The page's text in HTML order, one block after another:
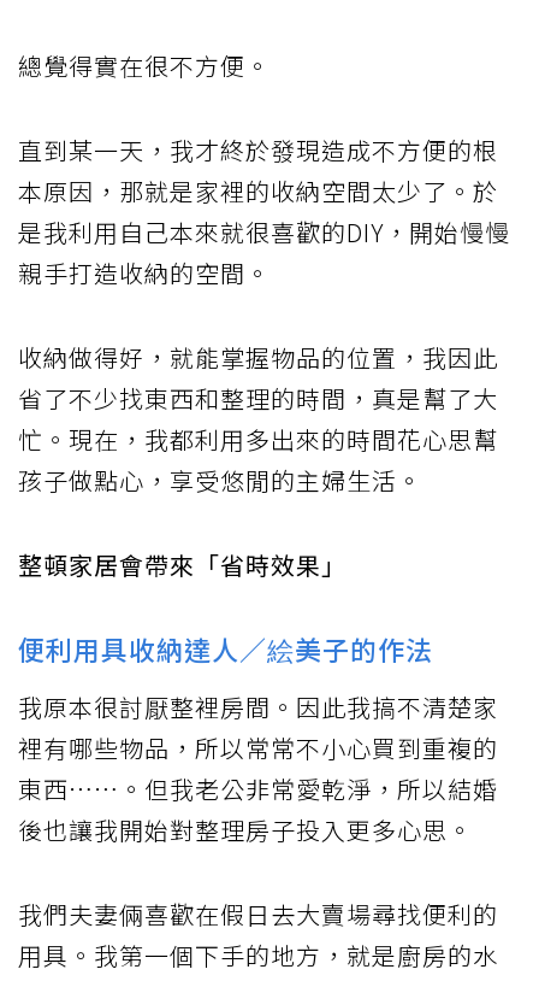
總覺得實在很不方便。
直到某一天，我才終於發現造成不方便的根
本原因，那就是家裡的收納空間太少了。於
是我利用自己本來就很喜歡的DIY，開始慢慢
親手打造收納的空間。
收納做得好，就能掌握物品的位置，我因此
省了不少找東西和整理的時間，真是幫了大
忙。現在，我都利用多出來的時間花心思幫
孩子做點心，享受悠閒的主婦生活。
整頓家居會帶來「省時效果」
便利用具收納達人／絵美子的作法
我原本很討厭整裡房間。因此我搞不清楚家
裡有哪些物品，所以常常不小心買到重複的
東西⋯⋯。但我老公非常愛乾淨，所以結婚
後也讓我開始對整理房子投入更多心思。
我們夫妻倆喜歡在假日去大賣場尋找便利的
用具。我第一個下手的地方，就是廚房的水